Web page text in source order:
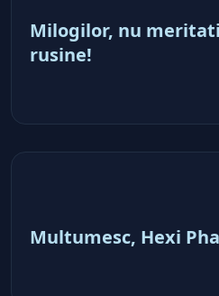
Milogilor, nu
rusine!
Multumesc, Hexi